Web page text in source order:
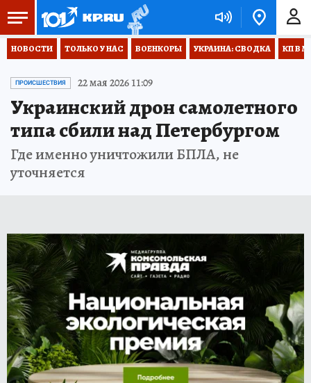
НОВОСТИ ТОЛЬКО У НАС ВОЕНКОРЫ УКРАИНА: СВОДКА КП В
ПРОИСШЕСТВИЯ 22 мая 2026 11:09
Украинский дрон самолетного
типа сбили над Петербургом
Где именно уничтожили БПЛА, не
уточняется